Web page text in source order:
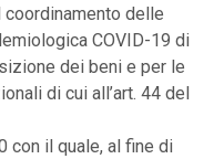
delle
COVID-19 di
dei beni e per le
di cui all’art. 44 del
con il quale, al fine di